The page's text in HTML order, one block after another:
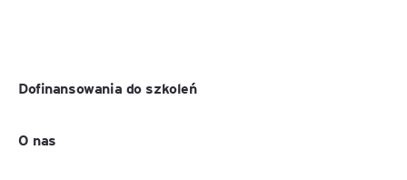
Dofinansowania do szkoleń
O nas